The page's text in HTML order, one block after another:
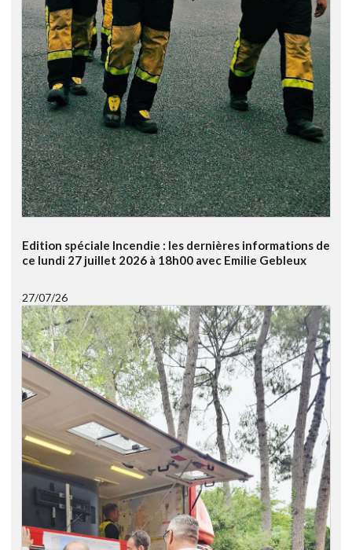
Edition spéciale Incendie : les dernières informations de
ce lundi 27 juillet 2026 à 18h00 avec Emilie Gebleux
27/07/26